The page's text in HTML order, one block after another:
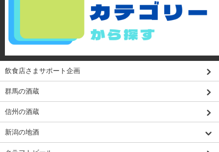
飲食店さまサポート企画
群馬の酒蔵
信州の酒蔵
新潟の地酒